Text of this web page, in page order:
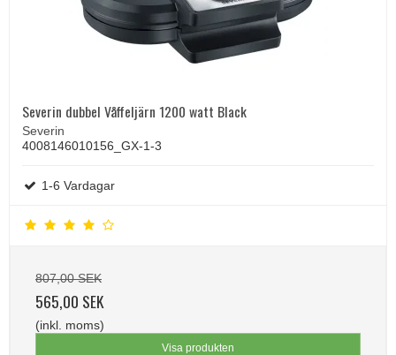
Severin dubbel Våffeljärn 1200 watt Black
Severin
4008146010156_GX-1-3
1-6 Vardagar
807,00 SEK
565,00 SEK
(inkl. moms)
Visa produkten